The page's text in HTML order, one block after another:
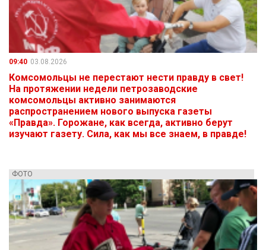
09:40 03.08.2026
Комсомольцы не перестают нести правду в свет!
На протяжении недели петрозаводские
комсомольцы активно занимаются
распространением нового выпуска газеты
«Правда». Горожане, как всегда, активно берут
изучают газету. Сила, как мы все знаем, в правде!
ФОТО